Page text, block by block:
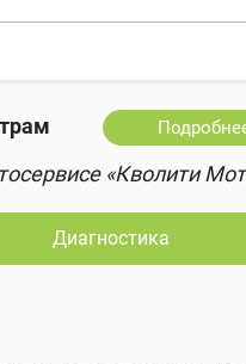
«Кволити
Диагностика